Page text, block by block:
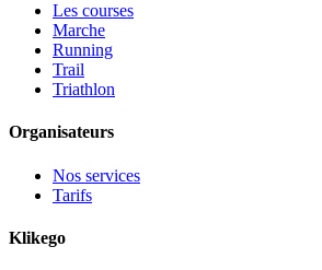
Les courses
Marche
Running
Trail
Triathlon
Organisateurs
Nos services
Tarifs
Klikego